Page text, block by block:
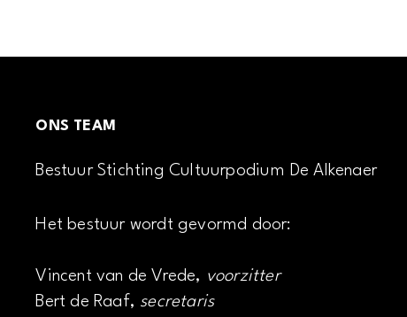
ONS TEAM
Bestuur Stichting Cultuurpodium De Alkenaer
Het bestuur wordt gevormd door:
Vincent van de Vrede, voorzitter
Bert de Raaf, secretaris